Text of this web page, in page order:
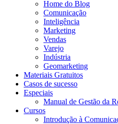
Home do Blog
Comunicação
Inteligência
Marketing
Vendas
Varejo
Indústria
Geomarketing
Materiais Gratuitos
Casos de sucesso
Especiais
Manual de Gestão da
Cursos
Introdução à